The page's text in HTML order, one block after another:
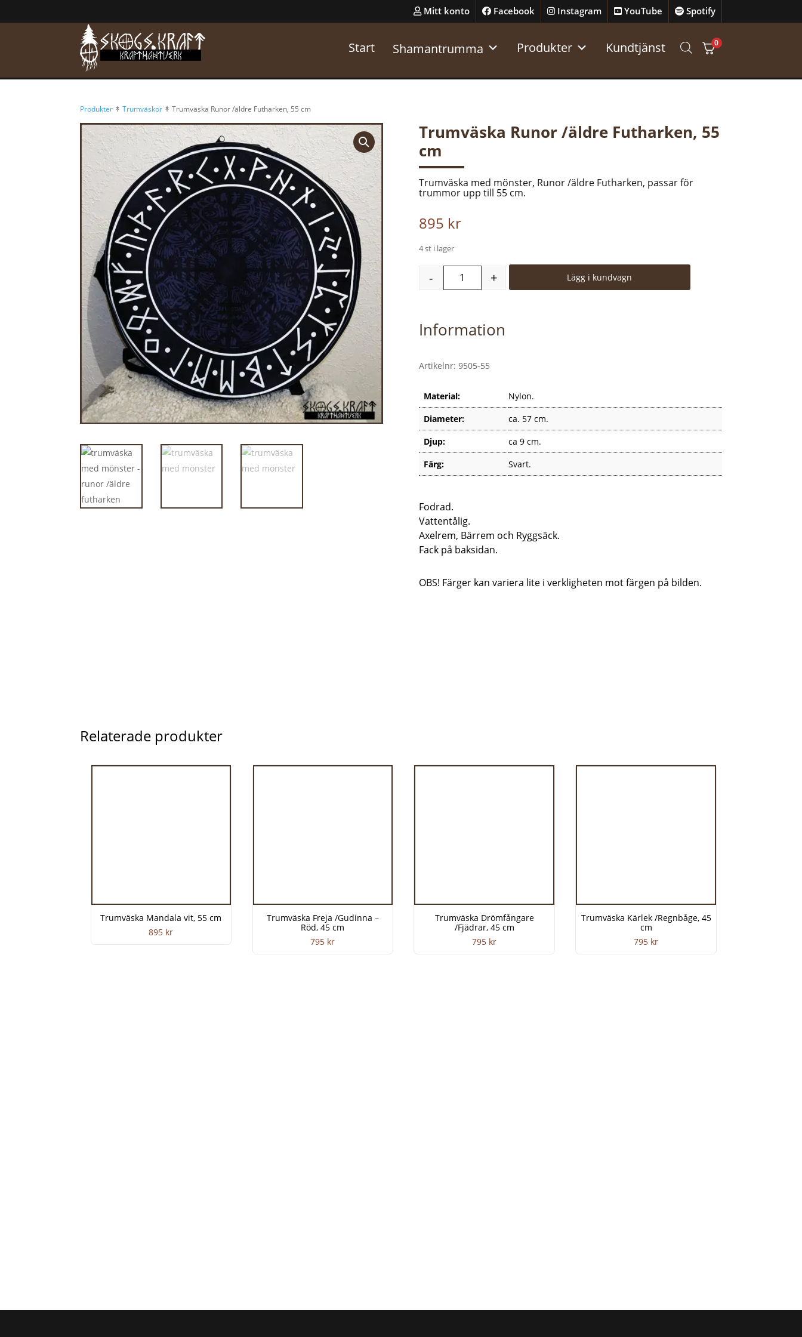
Mitt konto Facebook Instagram YouTube Spotify
Start Shamantrumma Produkter Kundtjänst 0
Produkter ↟Trumväskor ↟ Trumväska Runor /äldre Futharken, 55 cm
Trumväska Runor /äldre Futharken, 55
cm
Trumväska med mönster, Runor /äldre Futharken, passar för
trummor upp till 55 cm.
895 kr
4 st i lager
Trumväska Runor /äldre Futharken, 55 cm mängd
- + Lägg i kundvagn
Information
Artikelnr: 9505-55
Material:
Nylon.
Diameter:
ca. 57 cm.
Djup:
ca 9 cm.
Färg:
Svart.
Fodrad.
Vattentålig.
Axelrem, Bärrem och Ryggsäck.
Fack på baksidan.
OBS! Färger kan variera lite i verkligheten mot färgen på bilden.
Relaterade produkter
Trumväska Mandala vit, 55 cm
895 kr
Trumväska Freja /Gudinna –
Röd, 45 cm
795 kr
Trumväska Drömfångare
/Fjädrar, 45 cm
795 kr
Trumväska Kärlek /Regnbåge, 45
cm
795 kr